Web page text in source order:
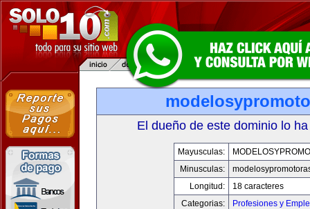
El dueño de este dominio lo
Mayusculas:
Minusculas:
Longitud:
18 caracteres
Categorias:
Profesiones y